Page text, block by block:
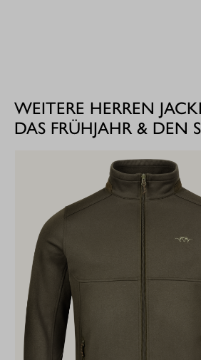
WEITERE HERREN
DAS FRÜHJAHR & DEN